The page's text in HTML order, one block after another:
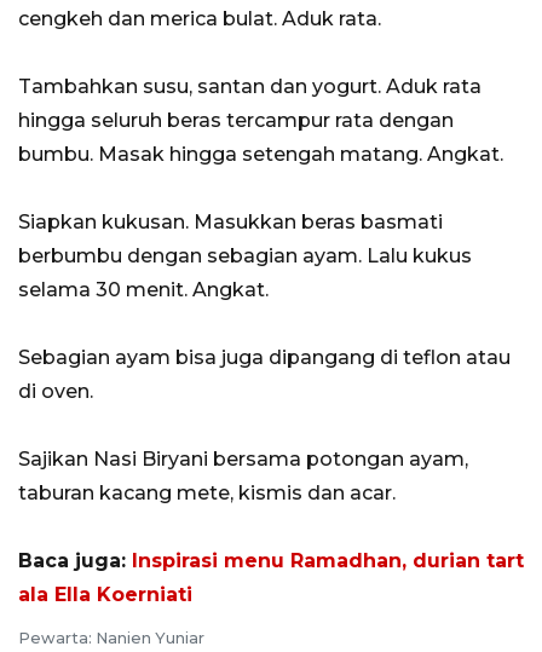
cengkeh dan merica bulat. Aduk rata.
Tambahkan susu, santan dan yogurt. Aduk rata
hingga seluruh beras tercampur rata dengan
bumbu. Masak hingga setengah matang. Angkat.
Siapkan kukusan. Masukkan beras basmati
berbumbu dengan sebagian ayam. Lalu kukus
selama 30 menit. Angkat.
Sebagian ayam bisa juga dipangang di teflon atau
di oven.
Sajikan Nasi Biryani bersama potongan ayam,
taburan kacang mete, kismis dan acar.
Baca juga: Inspirasi menu Ramadhan, durian tart
ala Ella Koerniati
Pewarta: Nanien Yuniar